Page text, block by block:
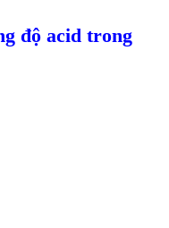
độ acid trong